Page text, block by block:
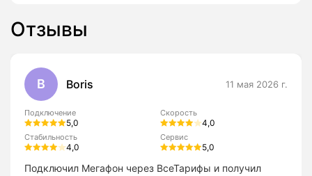
Отзывы
B Boris 11 мая 2026 г.
Подключение
5,0
Скорость
4,0
Стабильность
4,0
Сервис
5,0
Подключил Мегафон через ВсеТарифы и получил